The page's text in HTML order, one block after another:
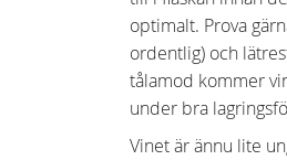
optimalt. Prova
ordentlig) och
tålamod kommer
under bra
Vinet är ännu lite